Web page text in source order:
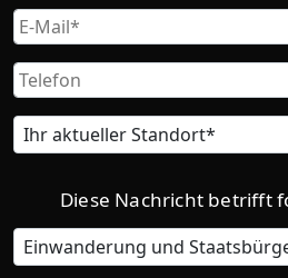
Diese Nachricht betrifft